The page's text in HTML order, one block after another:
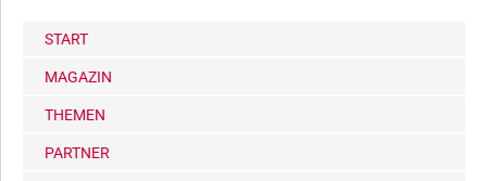
START
MAGAZIN
THEMEN
PARTNER